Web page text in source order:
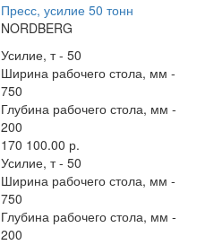
Пресс, усилие 50 тонн
NORDBERG
Усилие, т - 50
Ширина рабочего стола, мм -
750
Глубина рабочего стола, мм -
200
170 100.00 р.
Усилие, т - 50
Ширина рабочего стола, мм -
750
Глубина рабочего стола, мм -
200